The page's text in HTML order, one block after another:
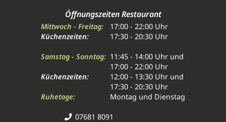
Öffnungszeiten Restaurant
Mittwoch - Freitag:
17:00 - 22:00 Uhr
Küchenzeiten:
17:30 - 20:30 Uhr
Samstag - Sonntag: 11:45 - 14:00 Uhr und
17:00 - 22:00 Uhr
Küchenzeiten:
12:00 - 13:30 Uhr und
17:30 - 20:30 Uhr
Ruhetage:
Montag und Dienstag
07681 8091